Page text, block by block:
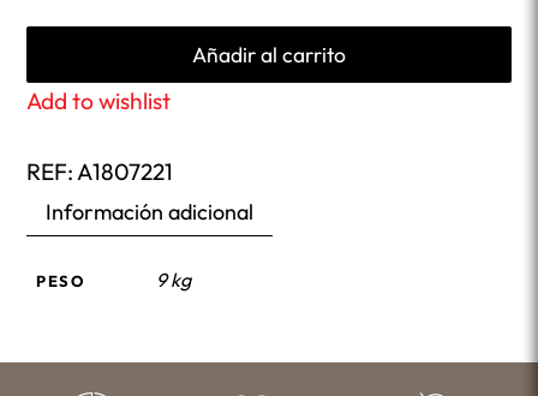
Añadir al carrito
Add to wishlist
REF:A1807221
Información adicional
PESO 9 kg